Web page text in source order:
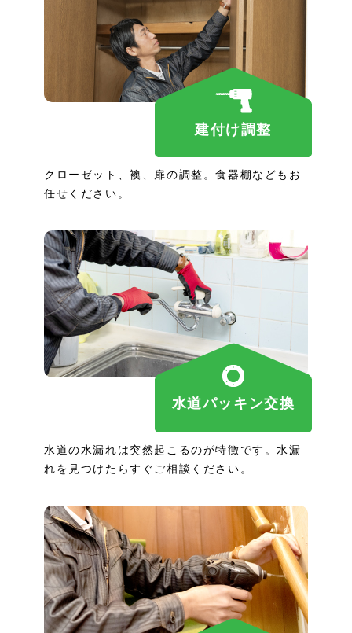
建付け調整
クローゼット、襖、扉の調整。食器棚などもお
任せください。
水道パッキン交換
水道の水漏れは突然起こるのが特徴です。水漏
れを見つけたらすぐご相談ください。